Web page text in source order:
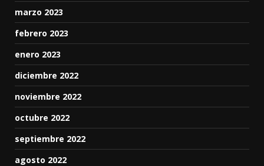
marzo 2023
febrero 2023
enero 2023
diciembre 2022
noviembre 2022
octubre 2022
septiembre 2022
agosto 2022